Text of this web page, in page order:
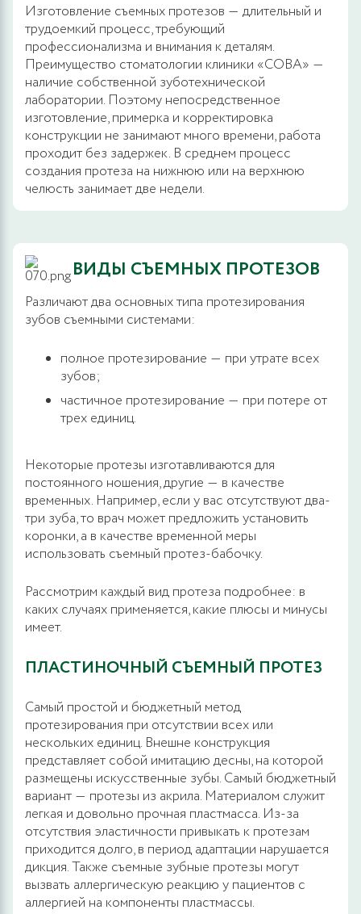
Изготовление съемных протезов ― длительный и
трудоемкий процесс, требующий
профессионализма и внимания к деталям.
Преимущество стоматологии клиники «СОВА» ―
наличие собственной зуботехнической
лаборатории. Поэтому непосредственное
изготовление, примерка и корректировка
конструкции не занимают много времени, работа
проходит без задержек. В среднем процесс
создания протеза на нижнюю или на верхнюю
челюсть занимает две недели.
ВИДЫ СЪЕМНЫХ ПРОТЕЗОВ
Различают два основных типа протезирования
зубов съемными системами:
полное протезирование ― при утрате всех
зубов;
частичное протезирование ― при потере от
трех единиц.
Некоторые протезы изготавливаются для
постоянного ношения, другие ― в качестве
временных. Например, если у вас отсутствуют два-
три зуба, то врач может предложить установить
коронки, а в качестве временной меры
использовать съемный протез-бабочку.
Рассмотрим каждый вид протеза подробнее: в
каких случаях применяется, какие плюсы и минусы
имеет.
ПЛАСТИНОЧНЫЙ СЪЕМНЫЙ ПРОТЕЗ
Самый простой и бюджетный метод
протезирования при отсутствии всех или
нескольких единиц. Внешне конструкция
представляет собой имитацию десны, на которой
размещены искусственные зубы. Самый бюджетный
вариант ― протезы из акрила. Материалом служит
легкая и довольно прочная пластмасса. Из-за
отсутствия эластичности привыкать к протезам
приходится долго, в период адаптации нарушается
дикция. Также съемные зубные протезы могут
вызвать аллергическую реакцию у пациентов с
аллергией на компоненты пластмассы.